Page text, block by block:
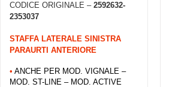
CODICE ORIGINALE – 2592632-
2353037
STAFFA LATERALE SINISTRA
PARAURTI ANTERIORE
• ANCHE PER MOD. VIGNALE –
MOD. ST-LINE – MOD. ACTIVE